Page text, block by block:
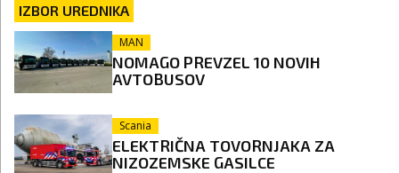
IZBOR UREDNIKA
MAN
NOMAGO PREVZEL 10 NOVIH
AVTOBUSOV
Scania
ELEKTRIČNA TOVORNJAKA ZA
NIZOZEMSKE GASILCE